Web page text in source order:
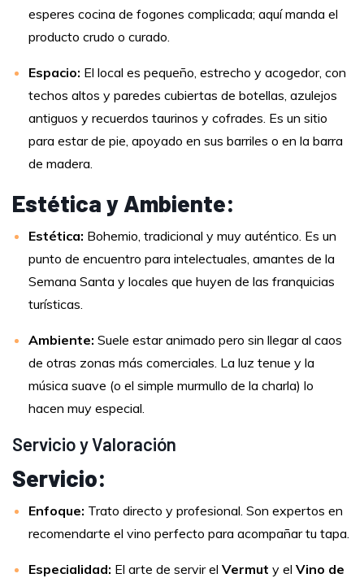
esperes cocina de fogones complicada; aquí manda el
producto crudo o curado.
Espacio: El local es pequeño, estrecho y acogedor, con
techos altos y paredes cubiertas de botellas, azulejos
antiguos y recuerdos taurinos y cofrades. Es un sitio
para estar de pie, apoyado en sus barriles o en la barra
de madera.
Estética y Ambiente:
Estética: Bohemio, tradicional y muy auténtico. Es un
punto de encuentro para intelectuales, amantes de la
Semana Santa y locales que huyen de las franquicias
turísticas.
Ambiente: Suele estar animado pero sin llegar al caos
de otras zonas más comerciales. La luz tenue y la
música suave (o el simple murmullo de la charla) lo
hacen muy especial.
Servicio y Valoración
Servicio:
Enfoque: Trato directo y profesional. Son expertos en
recomendarte el vino perfecto para acompañar tu tapa.
Especialidad: El arte de servir el Vermut y el Vino de